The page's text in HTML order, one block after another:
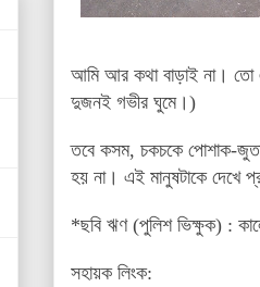
আমি আর কথা বাড়াই না। তো
দুজনই গভীর ঘুমে।)
তবে কসম, চকচকে পোশাক-জুতা
হয় না। এই মানুষটাকে দেখে
*ছবি ঋণ (পুলিশ ভিক্ষুক) :
সহায়ক লিংক: